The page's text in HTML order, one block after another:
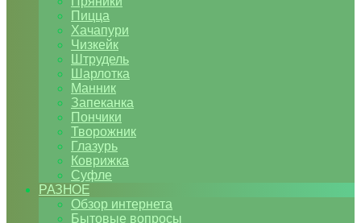
Пицца
Хачапури
Чизкейк
Штрудель
Шарлотка
Манник
Запеканка
Пончики
Творожник
Глазурь
Коврижка
Суфле
РАЗНОЕ
Обзор интернета
Бытовые вопросы